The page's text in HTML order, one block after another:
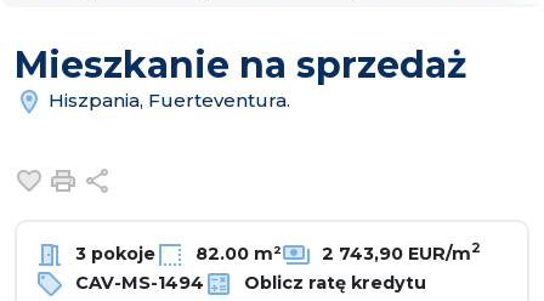
Mieszkanie na sprzedaż
Hiszpania, Fuerteventura.
Dodaj do ulubionych
Drukuj
3 pokoje 82.00 m² 2 743,90 EUR/m2
CAV-MS-1494 Oblicz ratę kredytu